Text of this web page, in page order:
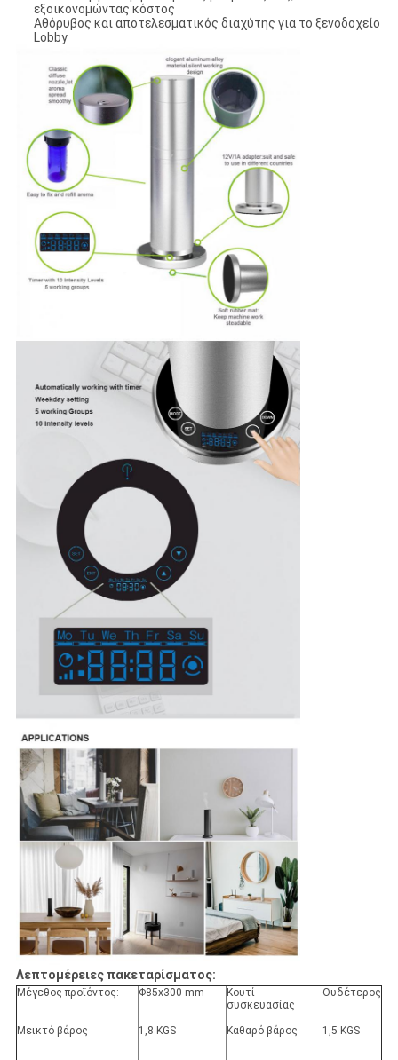
εξοικονομώντας κόστος
Αθόρυβος και αποτελεσματικός διαχύτης για το ξενοδοχείο
Lobby
Λεπτομέρειες πακεταρίσματος:
Μέγεθος προϊόντος: Φ85x300 mm
Κουτί
συσκευασίας
Ουδέτερος
Μεικτό βάρος 1,8 KGS Καθαρό βάρος 1,5 KGS